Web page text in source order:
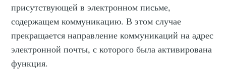
присутствующей в электронном письме,
содержащем коммуникацию. В этом случае
прекращается направление коммуникаций на адрес
электронной почты, с которого была активирована
функция.